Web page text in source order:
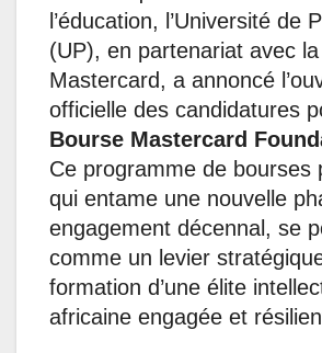
l’éducation, l’Université de
(UP), en partenariat avec
Mastercard, a annoncé
officielle des candidatures
Bourse Mastercard
Ce programme de bourses
qui entame une nouvelle
engagement décennal, se
comme un levier
formation d’une élite
africaine engagée et